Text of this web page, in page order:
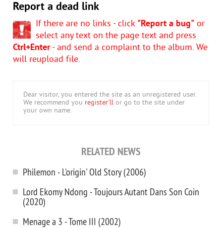
Report a dead link
If there are no links - click "Report a bug" or
select any text on the page text and press
Ctrl+Enter- and send a complaint to the album. We
will reupload file.
Dear visitor, you entered the site as an unregistered user.
We recommend you register'll or go to the site under
your own name.
RELATED NEWS
Philemon - L'origin' Old Story (2006)
Lord Ekomy Ndong - Toujours Autant Dans Son Coin
(2020)
Menage a 3 - Tome III (2002)